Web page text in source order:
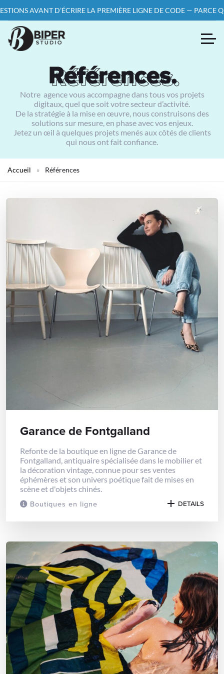
LIGNE DE CODE — PARCE QU’UN PROJET BIEN PENSÉ,
Références.
Références.
Notre agence vous accompagne dans tous vos projets
digitaux, quel que soit votre secteur d’activité.
De la stratégie à la mise en œuvre, nous construisons des
solutions sur mesure, en phase avec vos enjeux.
Jetez un œil à quelques projets menés aux côtés de clients
qui nous ont fait confiance.
Accueil » Références
Boutiques en ligne
Garance de Fontgalland
Refonte de la boutique en ligne de Garance de
Fontgalland, antiquaire spécialisée dans le mobilier et
la décoration vintage, connue pour ses ventes
éphémères et son univers poétique fait de mises en
scène et d'objets chinés.
DETAILS